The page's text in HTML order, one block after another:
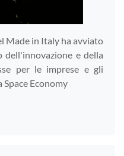
Made in Italy ha avviato
dell'innovazione e della
per le imprese e gli
Economy